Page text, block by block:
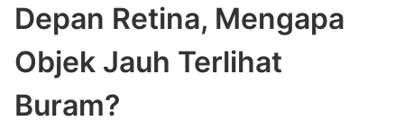
Depan Retina, Mengapa
Objek Jauh Terlihat
Buram?